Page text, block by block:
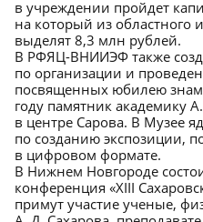
в учреждении пройдет
на который из областного
выделят 8,3 млн рублей.
В РФЯЦ-ВНИИЭФ также
по организации и
посвященных юбилею
году памятник академику
в центре Сарова. В Музее
по созданию экспозиции,
в цифровом формате.
В Нижнем Новгороде
конференция «XIII
примут участие ученые,